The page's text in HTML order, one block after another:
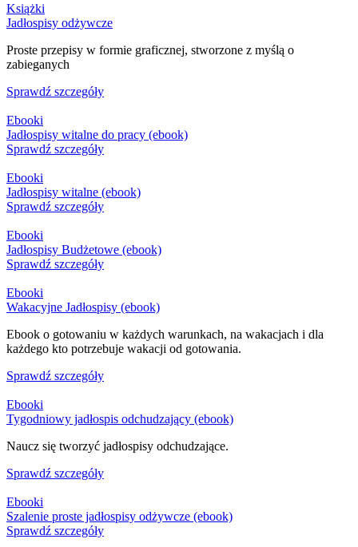
Książki
Jadłospisy odżywcze
Proste przepisy w formie graficznej, stworzone z myślą o
zabieganych
Sprawdź szczegóły
Ebooki
Jadłospisy witalne do pracy (ebook)
Sprawdź szczegóły
Ebooki
Jadłospisy witalne (ebook)
Sprawdź szczegóły
Ebooki
Jadłospisy Budżetowe (ebook)
Sprawdź szczegóły
Ebooki
Wakacyjne Jadłospisy (ebook)
Ebook o gotowaniu w każdych warunkach, na wakacjach i dla
każdego kto potrzebuje wakacji od gotowania.
Sprawdź szczegóły
Ebooki
Tygodniowy jadłospis odchudzający (ebook)
Naucz się tworzyć jadłospisy odchudzające.
Sprawdź szczegóły
Ebooki
Szalenie proste jadłospisy odżywcze (ebook)
Sprawdź szczegóły